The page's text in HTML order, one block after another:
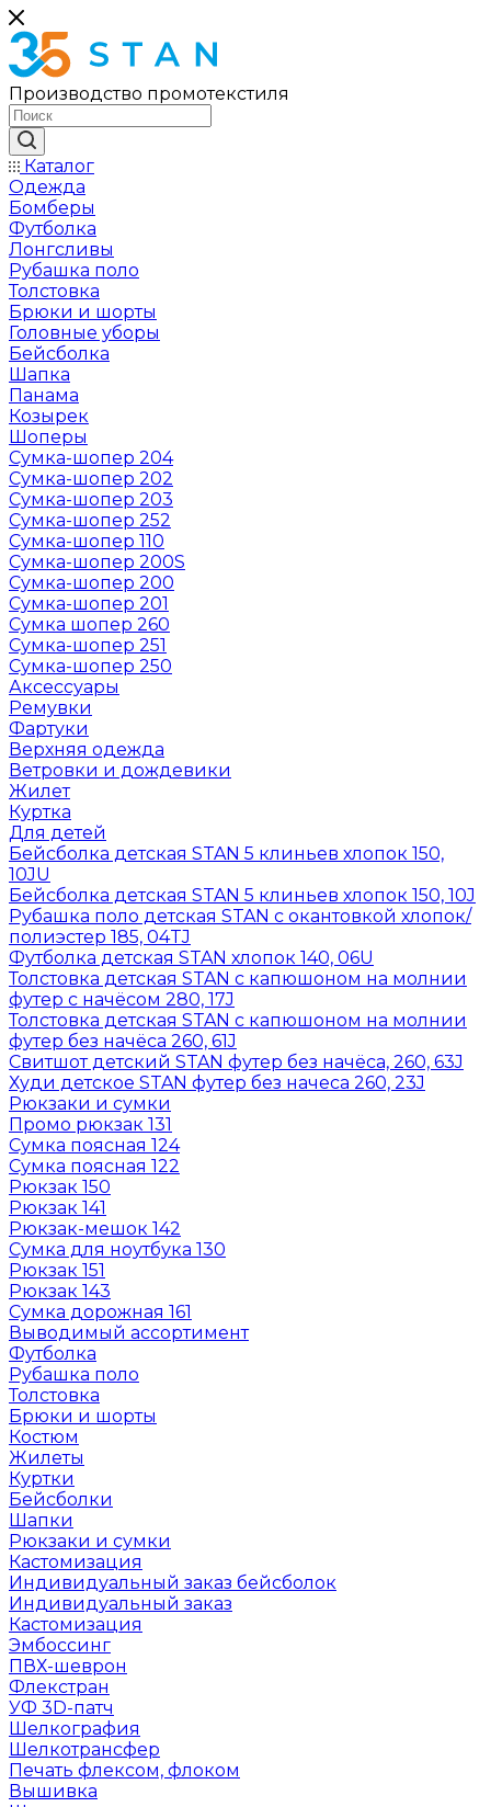
Производство промотекстиля
Каталог
Одежда
Бомберы
Футболка
Лонгсливы
Рубашка поло
Толстовка
Брюки и шорты
Головные уборы
Бейсболка
Шапка
Панама
Козырек
Шоперы
Сумка-шопер 204
Сумка-шопер 202
Сумка-шопер 203
Сумка-шопер 252
Сумка-шопер 110
Сумка-шопер 200S
Сумка-шопер 200
Сумка-шопер 201
Сумка шопер 260
Сумка-шопер 251
Сумка-шопер 250
Аксессуары
Ремувки
Фартуки
Верхняя одежда
Ветровки и дождевики
Жилет
Куртка
Для детей
Бейсболка детская STAN 5 клиньев хлопок 150,
10JU
Бейсболка детская STAN 5 клиньев хлопок 150, 10J
Рубашка поло детская STAN с окантовкой хлопок/
полиэстер 185, 04TJ
Футболка детская STAN хлопок 140, 06U
Толстовка детская STAN с капюшоном на молнии
футер с начёсом 280, 17J
Толстовка детская STAN с капюшоном на молнии
футер без начёса 260, 61J
Свитшот детский STAN футер без начёса, 260, 63J
Худи детское STAN футер без начеса 260, 23J
Рюкзаки и сумки
Промо рюкзак 131
Сумка поясная 124
Сумка поясная 122
Рюкзак 150
Рюкзак 141
Рюкзак-мешок 142
Сумка для ноутбука 130
Рюкзак 151
Рюкзак 143
Сумка дорожная 161
Выводимый ассортимент
Футболка
Рубашка поло
Толстовка
Брюки и шорты
Костюм
Жилеты
Куртки
Бейсболки
Шапки
Рюкзаки и сумки
Кастомизация
Индивидуальный заказ бейсболок
Индивидуальный заказ
Кастомизация
Эмбоссинг
ПВХ-шеврон
Флекстран
УФ 3D-патч
Шелкография
Шелкотрансфер
Печать флексом, флоком
Вышивка